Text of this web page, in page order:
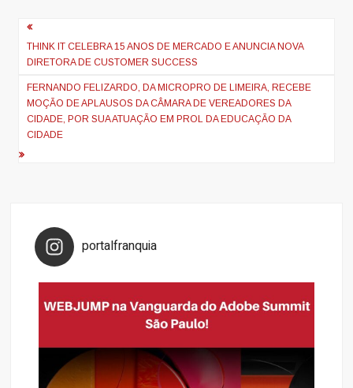
Navegação
de
Post
THINK IT CELEBRA 15 ANOS DE MERCADO E ANUNCIA NOVA
DIRETORA DE CUSTOMER SUCCESS
FERNANDO FELIZARDO, DA MICROPRO DE LIMEIRA, RECEBE
MOÇÃO DE APLAUSOS DA CÂMARA DE VEREADORES DA
CIDADE, POR SUA ATUAÇÃO EM PROL DA EDUCAÇÃO DA
CIDADE
portalfranquia